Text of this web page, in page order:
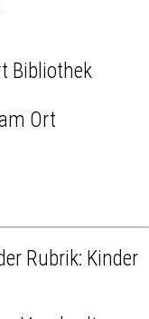
Rubrik: Kinder